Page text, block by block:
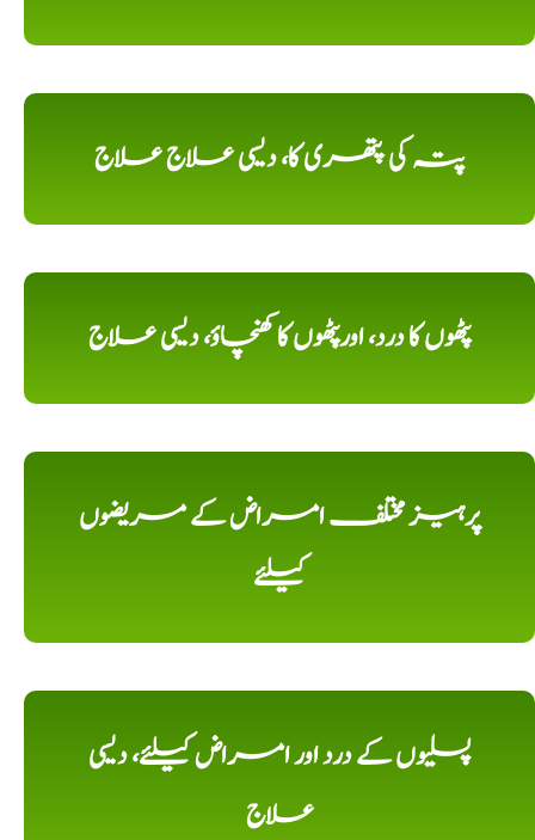
پتہ کی پتھری کا، دیسی علاج علاج
پٹھوں کا درد، اورپٹھوں کا کھنچاؤ، دیسی علاج
پرہیز مختلف امراض کے مریضوں
کیلئے
پسلیوں کے درد اور امراض کیلئے، دیسی
علاج